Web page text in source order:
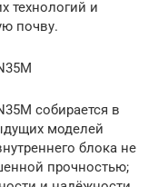
технологий и
почву.
собирается в
моделей
блока не
прочностью;